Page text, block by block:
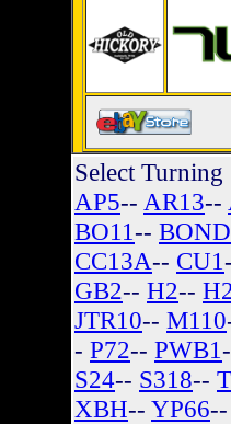
Select
AP5-- AR13--
BO11--
CC13A-- CU1
GB2-- H2--
JTR10-- M110
- P72-- PWB1
S24-- S318--
XBH-- YP66--